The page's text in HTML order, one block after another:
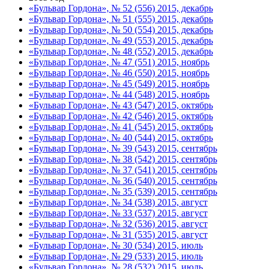
«Бульвар Гордона», № 52 (556) 2015, декабрь
«Бульвар Гордона», № 51 (555) 2015, декабрь
«Бульвар Гордона», № 50 (554) 2015, декабрь
«Бульвар Гордона», № 49 (553) 2015, декабрь
«Бульвар Гордона», № 48 (552) 2015, декабрь
«Бульвар Гордона», № 47 (551) 2015, ноябрь
«Бульвар Гордона», № 46 (550) 2015, ноябрь
«Бульвар Гордона», № 45 (549) 2015, ноябрь
«Бульвар Гордона», № 44 (548) 2015, ноябрь
«Бульвар Гордона», № 43 (547) 2015, октябрь
«Бульвар Гордона», № 42 (546) 2015, октябрь
«Бульвар Гордона», № 41 (545) 2015, октябрь
«Бульвар Гордона», № 40 (544) 2015, октябрь
«Бульвар Гордона», № 39 (543) 2015, сентябрь
«Бульвар Гордона», № 38 (542) 2015, сентябрь
«Бульвар Гордона», № 37 (541) 2015, сентябрь
«Бульвар Гордона», № 36 (540) 2015, сентябрь
«Бульвар Гордона», № 35 (539) 2015, сентябрь
«Бульвар Гордона», № 34 (538) 2015, август
«Бульвар Гордона», № 33 (537) 2015, август
«Бульвар Гордона», № 32 (536) 2015, август
«Бульвар Гордона», № 31 (535) 2015, август
«Бульвар Гордона», № 30 (534) 2015, июль
«Бульвар Гордона», № 29 (533) 2015, июль
«Бульвар Гордона», № 28 (532) 2015, июль